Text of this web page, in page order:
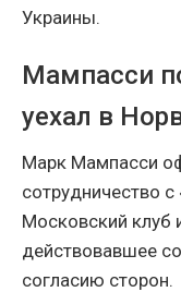
Украины.
Мампасси
уехал в
Марк Мампасси
сотрудничество
Московский клуб
действовавшее
согласию сторон.